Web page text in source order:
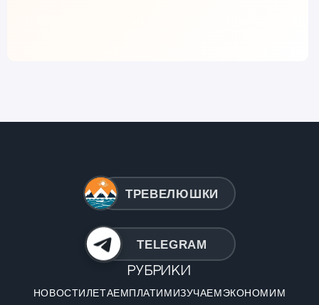
ТРЕВЕЛЮШКИ
TELEGRAM
Рубрики
НОВОСТИЛЕТАЕМПЛАТИМИЗУЧАЕМЭКОНОМИМ